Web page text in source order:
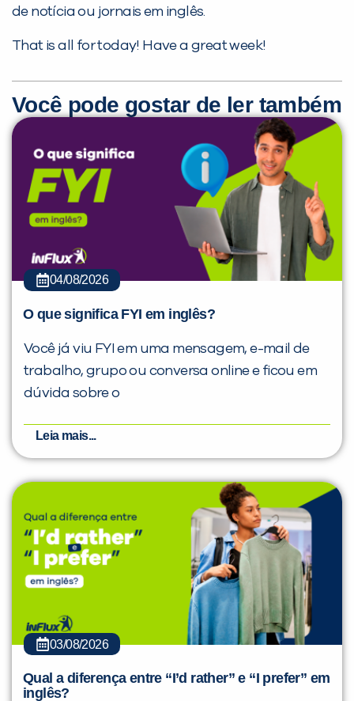
de notícia ou jornais em inglês.
That is all for today! Have a great week!
Você pode gostar de ler também
04/08/2026
O que significa FYI em inglês?
Você já viu FYI em uma mensagem, e-mail de
trabalho, grupo ou conversa online e ficou em
dúvida sobre o
Leia mais...
03/08/2026
Qual a diferença entre “I’d rather” e “I prefer” em
inglês?